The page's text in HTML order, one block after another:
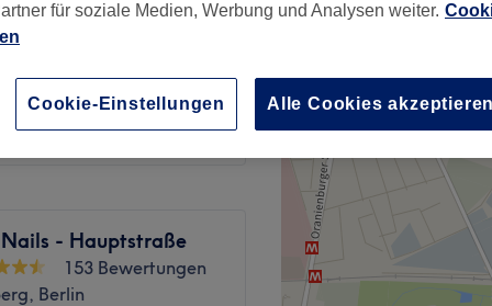
30 €
1:1
- Hauptstraße
153 Bewertungen
Berlin
für soziale Medien, Werbung und Analysen weiter.
Cookie-Einstellungen Alle Cookies akzeptieren